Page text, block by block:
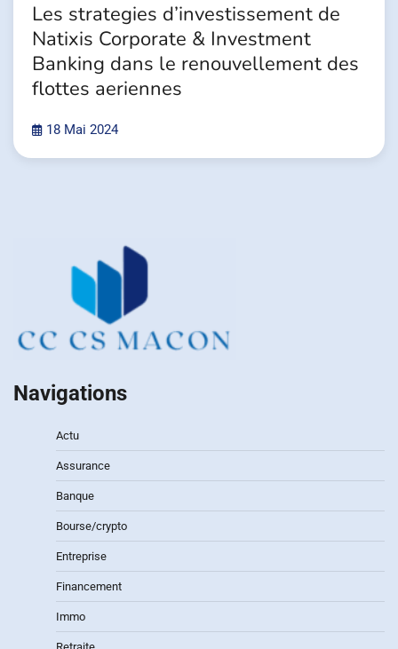
Les strategies d’investissement de
Natixis Corporate & Investment
Banking dans le renouvellement des
flottes aeriennes
18 Mai 2024
Navigations
Actu
Assurance
Banque
Bourse/crypto
Entreprise
Financement
Immo